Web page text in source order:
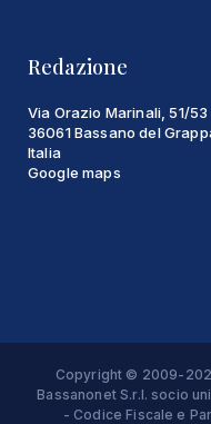
Redazione
Via Orazio Marinali, 51/53
36061 Bassano del
Italia
Google maps
Copyright © 2009-
Bassanonet S.r.l. socio
- Codice Fiscale e